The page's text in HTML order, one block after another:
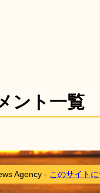
ント一覧
Agency - このサイト